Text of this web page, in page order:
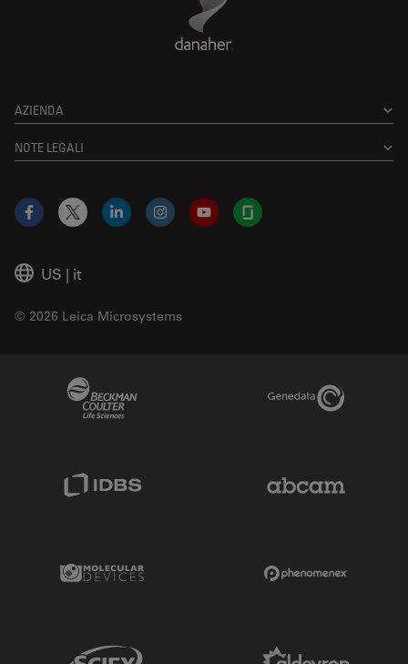
AZIENDA
NOTE LEGALI
US | it
© 2026 Leica Microsystems
Facebook
X LinkedInInstagramYouTubeGlassdoor
Genedata Link
Molecular Devices Link
Sciex Link